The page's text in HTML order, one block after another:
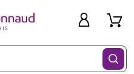
Filtres